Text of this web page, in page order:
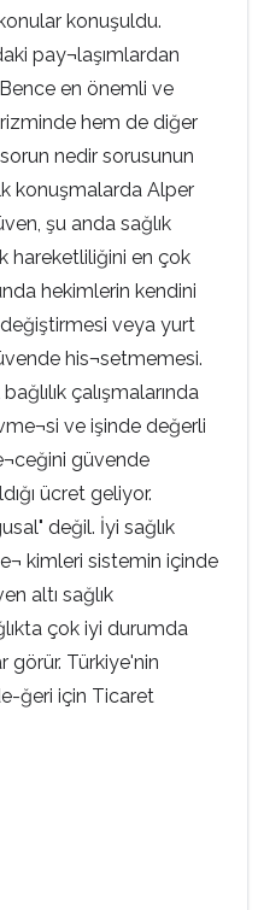
konuşuldu.
pay¬laşımlardan
en önemli ve
hem de diğer
nedir sorusunun
konuşmalarda Alper
şu anda sağlık
hareketliliğini en çok
hekimlerin kendini
veya yurt
his¬setmemesi.
çalışmalarında
ve işinde değerli
güvende
ücret geliyor.
değil. İyi sağlık
kimleri sistemin içinde
altı sağlık
çok iyi durumda
görür. Türkiye'nin
ğeri için Ticaret